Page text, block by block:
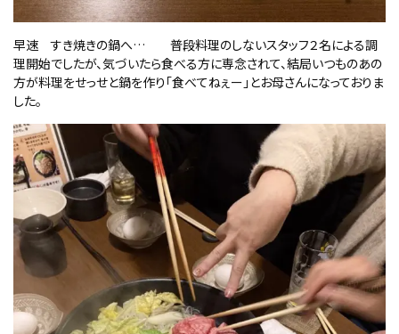
早速 すき焼きの鍋へ… 普段料理のしないスタッフ２名による調
理開始でしたが、気づいたら食べる方に専念されて、結局いつものあの
方が料理をせっせと鍋を作り「食べてねぇー」とお母さんになっておりま
した。